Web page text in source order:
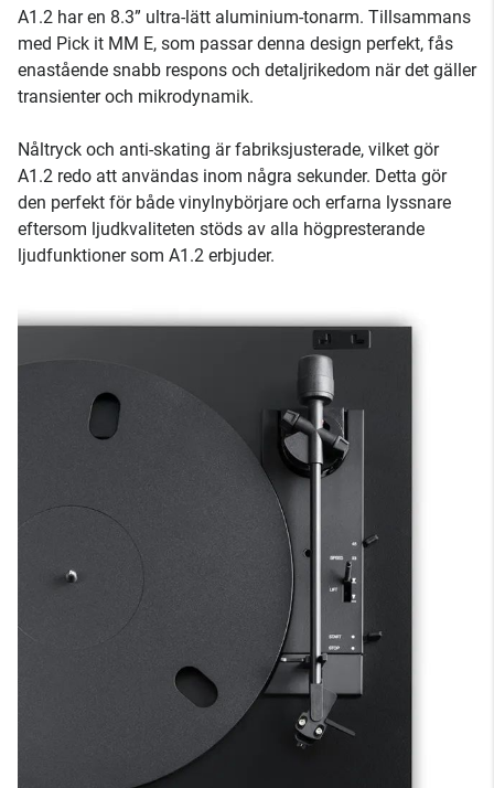
A1.2 har en 8.3” ultra-lätt aluminium-tonarm. Tillsammans
med Pick it MM E, som passar denna design perfekt, fås
enastående snabb respons och detaljrikedom när det gäller
transienter och mikrodynamik.
Nåltryck och anti-skating är fabriksjusterade, vilket gör
A1.2 redo att användas inom några sekunder. Detta gör
den perfekt för både vinylnybörjare och erfarna lyssnare
eftersom ljudkvaliteten stöds av alla högpresterande
ljudfunktioner som A1.2 erbjuder.